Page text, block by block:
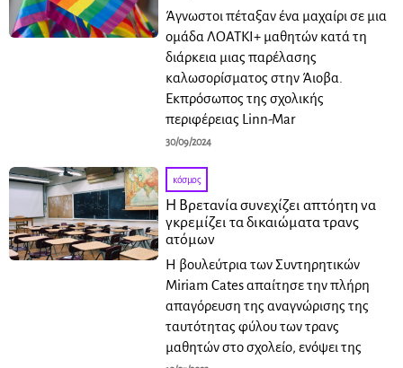
Άγνωστοι πέταξαν ένα μαχαίρι σε μια
ομάδα ΛΟΑΤΚΙ+ μαθητών κατά τη
διάρκεια μιας παρέλασης
καλωσορίσματος στην Άιοβα.
Εκπρόσωπος της σχολικής
περιφέρειας Linn-Mar
30/09/2024
κόσμος
Η Βρετανία συνεχίζει απτόητη να
γκρεμίζει τα δικαιώματα τρανς
ατόμων
Η βουλεύτρια των Συντηρητικών
Miriam Cates απαίτησε την πλήρη
απαγόρευση της αναγνώρισης της
ταυτότητας φύλου των τρανς
μαθητών στο σχολείο, ενόψει της